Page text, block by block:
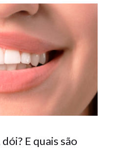
E quais são